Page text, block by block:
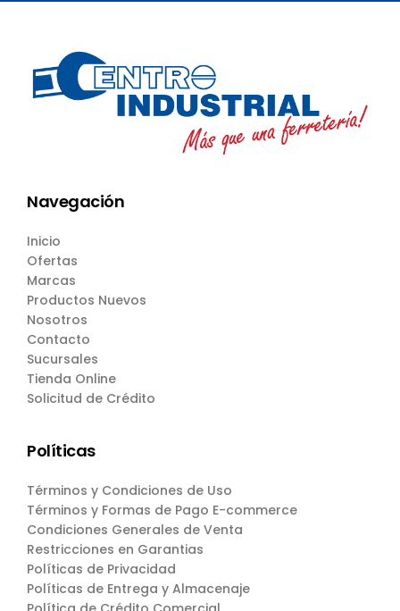
Navegación
Inicio
Ofertas
Marcas
Productos Nuevos
Nosotros
Contacto
Sucursales
Tienda Online
Solicitud de Crédito
Políticas
Términos y Condiciones de Uso
Términos y Formas de Pago E-commerce
Condiciones Generales de Venta
Restricciones en Garantias
Políticas de Privacidad
Políticas de Entrega y Almacenaje